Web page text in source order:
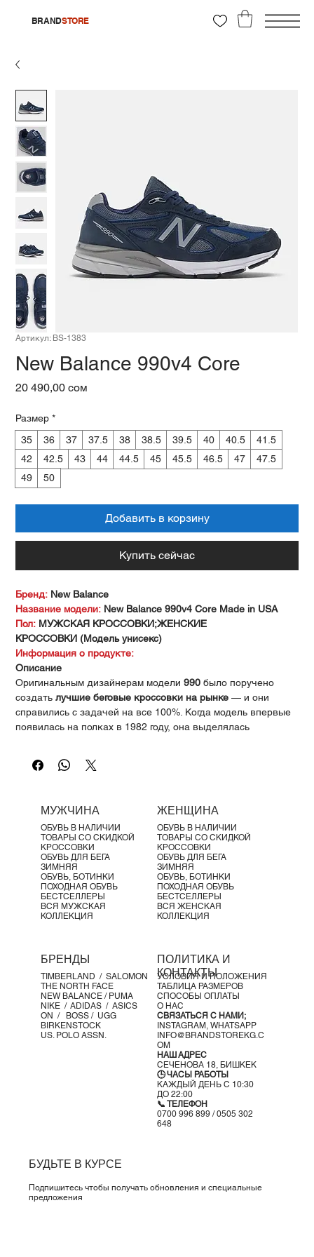
BRANDSTORE
Артикул: BS-1383
New Balance 990v4 Core
20 490,00 сом
Размер *
35
36 37 37.5 38 38.5 39.5 40 40.5
41.5
42
42.5 43 44 44.5 45 45.5 46.5 47
47.5
49
50
Добавить в корзину
Купить сейчас
Бренд: New Balance
Название модели: New Balance 990v4 Core Made in USA
Пол: МУЖСКАЯ КРОССОВКИ;ЖЕНСКИЕ
КРОССОВКИ (Модель унисекс)
Информация о продукте:
Описание
Оригинальным дизайнерам модели990 было поручено
создатьлучшие беговые кроссовки на рынке — и они
справились с задачей на все 100%. Когда модель впервые
появилась на полках в 1982 году, она выделялась
ценителей уличной моды
новые цвета и технологические улучшения, но
культового статуса 990
осталась неизменной. Это та самая
пара кроссовок, которая настолько хороша, что
пор продолжаем её выпускать.
МодельMADE in USA 990v4
, представленная в 2016 году,
продолжает развитие силуэта v3 с более обтекаемым
верхом из сетки и замши, а также улучшенной
амортизацией.
полиуретанового обода для устойчивости и комфорта
Язычок с фирменной меткойMADE in USA
Верх из премиальной замши и сетки (Pigskin/Mesh)
Материалы
Верх: натуральная замша (свиная кожа) и сетчатый
текстиль
Подошва: технология ENCAP
Эти кроссовки — не просто обувь. Этонаследие, стиль и
, проверенные временем.
МУЖЧИНА
ОБУВЬ В НАЛИЧИИ
ТОВАРЫ СО СКИДКОЙ
КРОССОВКИ
ОБУВЬ ДЛЯ БЕГА
ЗИМНЯЯ
ОБУВЬ, БОТИНКИ
ПОХОДНАЯ ОБУВЬ
БЕСТСЕЛЛЕРЫ
ВСЯ МУЖСКАЯ
КОЛЛЕКЦИЯ
ЖЕНЩИНА
ОБУВЬ В НАЛИЧИИ
ТОВАРЫ СО СКИДКОЙ
КРОССОВКИ
ОБУВЬ ДЛЯ БЕГА
ЗИМНЯЯ
ОБУВЬ, БОТИНКИ
ПОХОДНАЯ ОБУВЬ
БЕСТСЕЛЛЕРЫ
ВСЯ ЖЕНСКАЯ
КОЛЛЕКЦИЯ
БРЕНДЫ
TIMBERLAND / SALOMON
THE NORTH FACE
NEW BALANCE / PUMA
NIKE / ADIDAS / ASICS
ON / BOSS / UGG
BIRKENSTOCK
US. POLO ASSN.
ПОЛИТИКА И
КОНТАКТЫ
УСЛОВИЯ И ПОЛОЖЕНИЯ
ТАБЛИЦА РАЗМЕРОВ
СПОСОБЫ ОПЛАТЫ
О НАС
СВЯЗАТЬСЯ С НАМИ;
INSTAGRAM, WHATSAPP
INFO@BRANDSTOREKG.C
OM
НАШ АДРЕС
СЕЧЕНОВА 18, БИШКЕК
🕒 ЧАСЫ РАБОТЫ
КАЖДЫЙ ДЕНЬ С 10:30
ДО 22:00
📞 ТЕЛЕФОН
0700 996 899 / 0505 302
648
БУДЬТЕ В КУРСЕ
Подпишитесь чтобы получать обновления и специальные
предложения